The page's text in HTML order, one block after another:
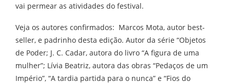
vai permear as atividades do festival.
Veja os autores confirmados: Marcos Mota, autor best-
seller, e padrinho desta edição. Autor da série “Objetos
de Poder; J. C. Cadar, autora do livro “A figura de uma
mulher”; Lívia Beatriz, autora das obras “Pedaços de um
Império”, “A tardia partida para o nunca” e “Fios do